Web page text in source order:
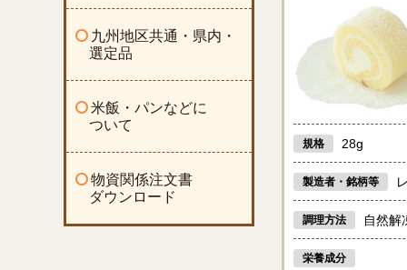
規格 28g
製造者・銘柄等
調理方法 自然解
栄養成分
九州地区共通・県内・
選定品
米飯・パンなどに
ついて
物資関係注文書
ダウンロード